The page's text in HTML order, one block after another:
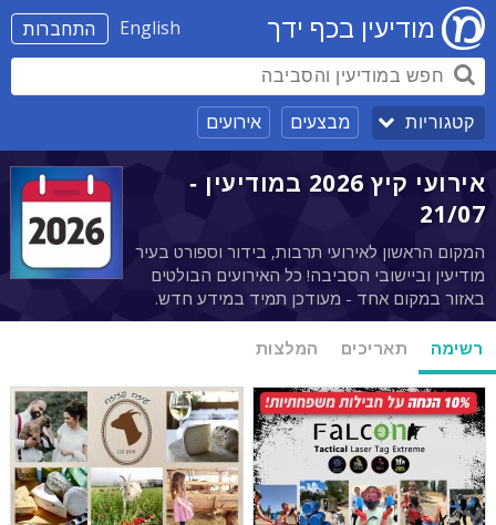
התחברות English מודיעין בכף ידך
קטגוריות מבצעים אירועים
אירועי קיץ 2026 במודיעין -
21/07
המקום הראשון לאירועי תרבות, בידור וספורט בעיר
מודיעין וביישובי הסביבה! כל האירועים הבולטים
באזור במקום אחד - מעודכן תמיד במידע חדש.
רשימה תאריכים המלצות